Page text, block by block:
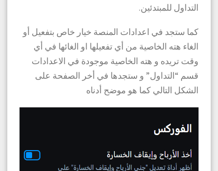
التداول للمبتدئين.
كما ستجد في اعدادات المنصة خيار خاص بتفعيل أو
الغاء هته الخاصية من أي تفعيلها او الغائها في أي
وقت تريده و هته الخاصية موجودة في الاعدادات
قسم “التداول” و ستجدها في أخر الصفحة على
الشكل التالي كما هو موضح أدناه